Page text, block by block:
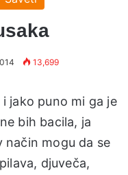
13,699
jako puno mi ga je
bih bacila, ja
način mogu da se
djuveča,